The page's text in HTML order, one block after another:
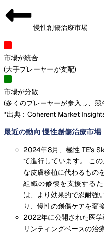
慢性創傷治療市場
市場が統合
(大手プレーヤーが支配)
市場が分散
(多くのプレーヤーが参入し、競
*出典：Coherent Market
最近の動向 慢性創傷治療市場
2024年8月、極性 TE's
て進行しています。 こ
な皮膚移植に代わるもの
組織の修復を支援する
は、より効果的で忍耐強
り、慢性の創傷ケアを変
2022年に公開された医
リンティングベースの治